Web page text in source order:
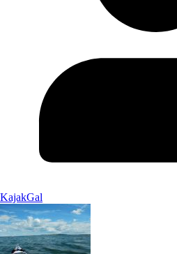
KajakGal